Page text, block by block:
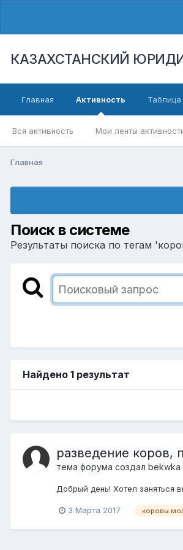
КАЗАХСТАНСКИЙ
Главная Активность
Вся активность Мои ленты
Главная
Поиск в системе
Результаты поиска по тегам
Найдено 1 результат
разведение коров,
тема форума создал bekwka
Добрый день! Хотел заняться
3 Марта 2017 коровы